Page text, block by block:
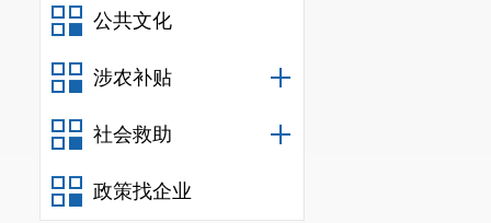
公共文化
涉农补贴
社会救助
政策找企业